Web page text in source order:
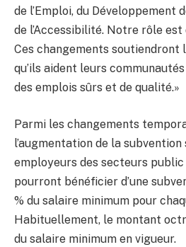
de l’Emploi, du Développement
de l’Accessibilité. Notre rôle est
Ces changements soutiendront
qu’ils aident leurs
des emplois sûrs et de qualité.»
Parmi les changements
l’augmentation de la
employeurs des secteurs
pourront bénéficier d’une
% du salaire minimum pour
Habituellement, le montant
du salaire minimum en vigueur.